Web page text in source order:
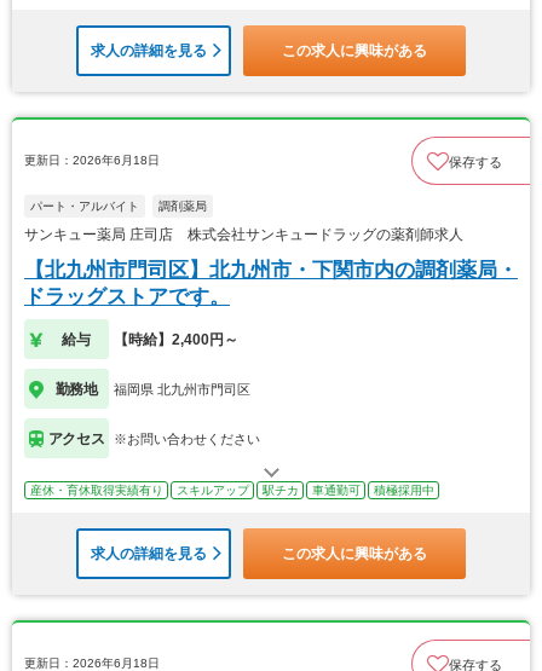
求人の詳細を見る この求人に興味がある
更新日：2026年6月18日 保存する
パート・アルバイト 調剤薬局
サンキュー薬局 庄司店 株式会社サンキュードラッグの薬剤師求人
【北九州市門司区】北九州市・下関市内の調剤薬局・
ドラッグストアです。
給与 【時給】2,400円～
勤務地 福岡県 北九州市門司区
アクセス ※お問い合わせください
産休・育休取得実績有り スキルアップ 駅チカ 車通勤可 積極採用中
求人の詳細を見る この求人に興味がある
更新日：2026年6月18日 保存する